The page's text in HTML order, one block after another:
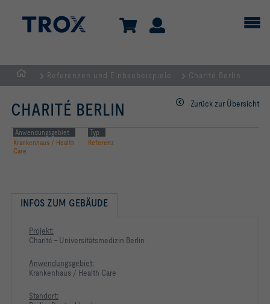
Home
Referenzen und Einbaubeispiele Charité Berlin
CHARITÉ BERLIN Zurück zur Übersicht
Anwendungsgebiet
Krankenhaus / Health
Care
Typ
Referenz
INFOS ZUM GEBÄUDE
Projekt:
Charité - Universitätsmedizin Berlin
Anwendungsgebiet:
Krankenhaus / Health Care
Standort: